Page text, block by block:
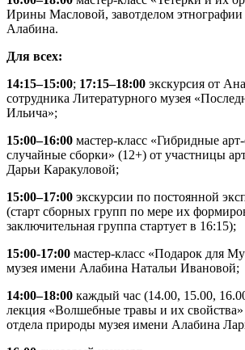
Ирины Масловой, завотделом этнографии
Алабина.
Для всех:
14:15–15:00; 17:15–18:00 экскурсия от
сотрудника Литературного музея
Ильича»;
15:00–16:00 мастер-класс «Гибридные
случайные сборки» (12+) от участницы
Дарьи Каракуловой;
15:00–17:00 экскурсии по постоянной
(старт сборных групп по мере их
заключительная группа стартует в 16:15);
15:00-17:00 мастер-класс «Подарок для
музея имени Алабина Натальи Ивановой;
14:00–18:00 каждый час (14.00, 15.00,
лекция «Волшебные травы и их свойства»
отдела природы музея имени Алабина